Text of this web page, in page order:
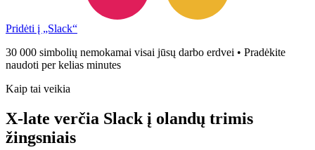
Pridėti į „Slack“
30 000 simbolių nemokamai visai jūsų darbo erdvei • Pradėkite
naudoti per kelias minutes
Kaip tai veikia
X-late verčia Slack į olandų trimis
žingsniais